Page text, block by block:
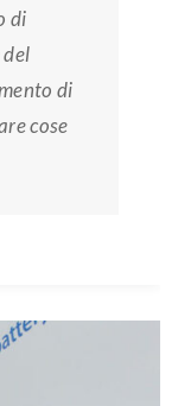
di
del
di
cose